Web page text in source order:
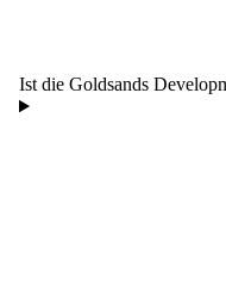
Ist die Goldsands